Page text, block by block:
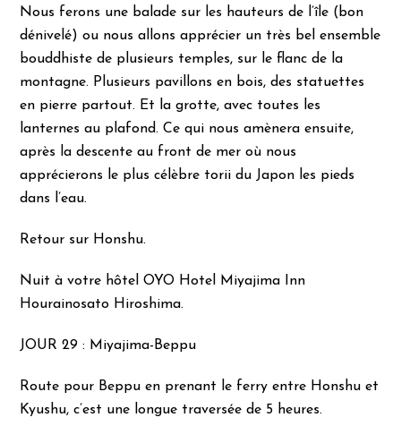
Nous ferons une balade sur les hauteurs de l’île (bon
dénivelé) ou nous allons apprécier un très bel ensemble
bouddhiste de plusieurs temples, sur le flanc de la
montagne. Plusieurs pavillons en bois, des statuettes
en pierre partout. Et la grotte, avec toutes les
lanternes au plafond. Ce qui nous amènera ensuite,
après la descente au front de mer où nous
apprécierons le plus célèbre torii du Japon les pieds
dans l’eau.
Retour sur Honshu.
Nuit à votre hôtel OYO Hotel Miyajima Inn
Hourainosato Hiroshima.
JOUR 29 : Miyajima-Beppu
Route pour Beppu en prenant le ferry entre Honshu et
Kyushu, c’est une longue traversée de 5 heures.